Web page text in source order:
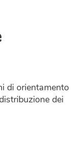
di orientamento
dei